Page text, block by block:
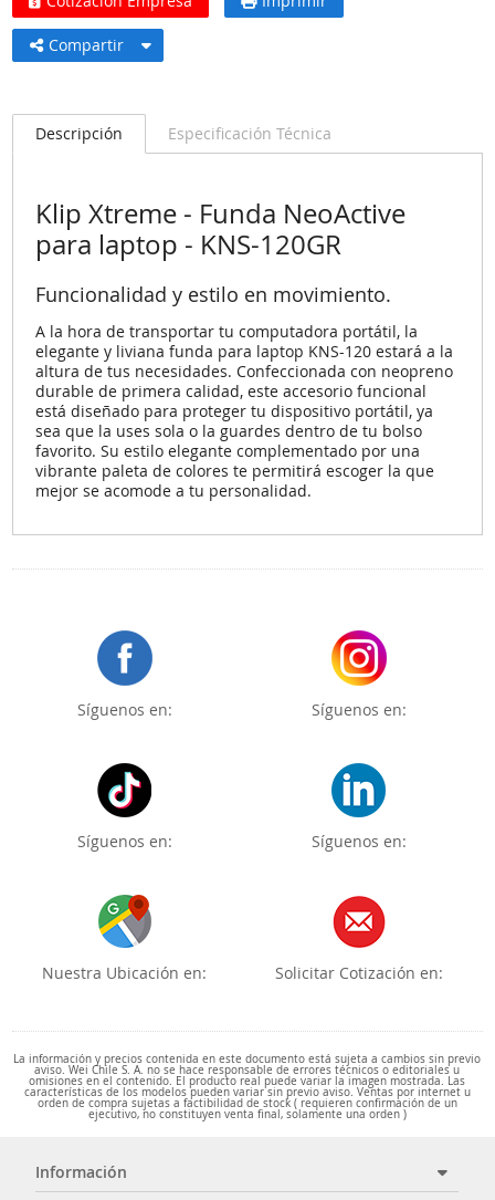
Compartir
Descripción Especificación Técnica
Klip Xtreme - Funda NeoActive
para laptop - KNS-120GR
Funcionalidad y estilo en movimiento.
A la hora de transportar tu computadora portátil, la
elegante y liviana funda para laptop KNS-120 estará a la
altura de tus necesidades. Confeccionada con neopreno
durable de primera calidad, este accesorio funcional
está diseñado para proteger tu dispositivo portátil, ya
sea que la uses sola o la guardes dentro de tu bolso
favorito. Su estilo elegante complementado por una
vibrante paleta de colores te permitirá escoger la que
mejor se acomode a tu personalidad.
Síguenos en: Síguenos en:
Síguenos en: Síguenos en:
Nuestra Ubicación en: Solicitar Cotización en:
La información y precios contenida en este documento está sujeta a cambios sin previo
aviso. Wei Chile S. A. no se hace responsable de errores técnicos o editoriales u
omisiones en el contenido. El producto real puede variar la imagen mostrada. Las
características de los modelos pueden variar sin previo aviso. Ventas por internet u
orden de compra sujetas a factibilidad de stock ( requieren confirmación de un
ejecutivo, no constituyen venta final, solamente una orden )
Información